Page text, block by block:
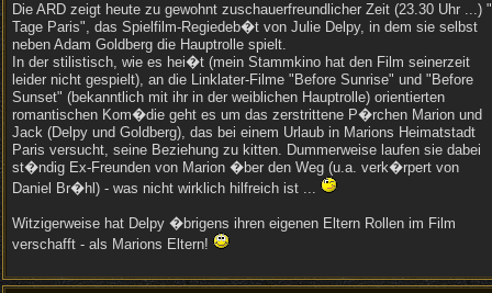
Die ARD zeigt heute zu gewohnt zuschauerfreundlicher Zeit (23.30 Uhr ...)
Tage Paris", das Spielfilm-Regiedeb�t von Julie Delpy, in dem sie selbst
neben Adam Goldberg die Hauptrolle spielt.
In der stilistisch, wie es hei�t (mein Stammkino hat den Film seinerzeit
leider nicht gespielt), an die Linklater-Filme "Before Sunrise" und "Before
Sunset" (bekanntlich mit ihr in der weiblichen Hauptrolle) orientierten
romantischen Kom�die geht es um das zerstrittene P�rchen Marion und
Jack (Delpy und Goldberg), das bei einem Urlaub in Marions Heimatstadt
Paris versucht, seine Beziehung zu kitten. Dummerweise laufen sie dabei
st�ndig Ex-Freunden von Marion �ber den Weg (u.a. verk�rpert von
Daniel Br�hl) - was nicht wirklich hilfreich ist ...
Witzigerweise hat Delpy �brigens ihren eigenen Eltern Rollen im Film
verschafft - als Marions Eltern!